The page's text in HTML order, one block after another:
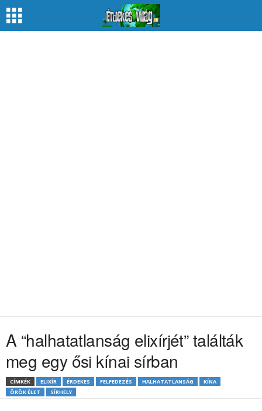
A “halhatatlanság elixírjét” találták
meg egy ősi kínai sírban
CÍMKÉK ELIXÍR ÉRDEKES FELFEDEZÉS HALHATATLANSÁG
KÍNA
ÖRÖK ÉLET
SÍRHELY